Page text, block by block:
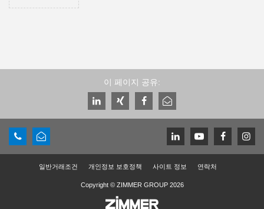
이 페이지 공유:
일반거래조건 개인정보 보호정책 사이트 정보 연락처
Copyright © ZIMMER GROUP 2026